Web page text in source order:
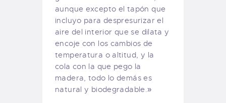
aunque excepto el tapón que
incluyo para despresurizar el
aire del interior que se dilata y
encoje con los cambios de
temperatura o altitud, y la
cola con la que pego la
madera, todo lo demás es
natural y biodegradable.»